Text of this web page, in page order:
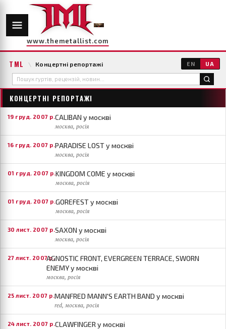
www.themetallist.com
TML \ Концертні репортажі EN UA
КОНЦЕРТНІ РЕПОРТАЖІ
19 груд. 2007 р.CALIBAN у москві
москва, росія
16 груд. 2007 р.PARADISE LOST у москві
москва, росія
01 груд. 2007 р.KINGDOM COME у москві
москва, росія
01 груд. 2007 р.GOREFEST у москві
москва, росія
30 лист. 2007 р.SAXON у москві
москва, росія
27 лист. 2007 р.AGNOSTIC FRONT, EVERGREEN TERRACE, SWORN
ENEMY у москві
москва, росія
25 лист. 2007 р.MANFRED MANN'S EARTH BAND у москві
red, москва, росія
24 лист. 2007 р.CLAWFINGER у москві